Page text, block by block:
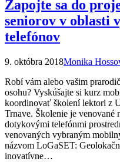
Zapojte sa do
seniorov v oblasti
telefónov
9. októbra 2018Monika
Robí vám alebo vašim
osohu? Vyskúšajte si kurz
koordinovať školení lektori z
Trnave. Školenie je venované
dotykovými telefónmi
venovaných vybraným
názvom LoGaSET:
inovatívne…